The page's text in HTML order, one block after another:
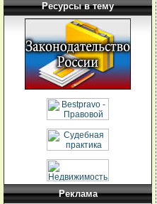
Ресурсы в тему
Реклама